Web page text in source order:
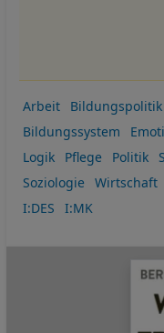
Arbeit
Bildungspolitik
Bildungssystem
Logik
Pflege Politik
Soziologie
Wirtschaft
I:DES
I:MK